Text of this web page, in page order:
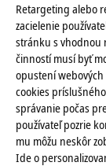
Retargeting alebo
zacielenie
stránku s vhodnou
činností musí byť
opustení
cookies
správanie počas
používateľ pozrie
mu môžu neskôr
Ide o